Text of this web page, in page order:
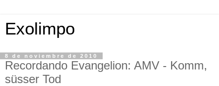
Exolimpo
8 de noviembre de 2010
Recordando Evangelion: AMV - Komm,
süsser Tod